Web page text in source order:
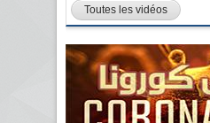
Toutes les vidéos